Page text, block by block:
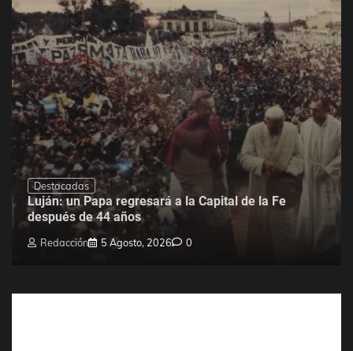
Destacadas
Luján: un Papa regresará a la Capital de la Fe
después de 44 años
Redacción 5 Agosto, 2026 0